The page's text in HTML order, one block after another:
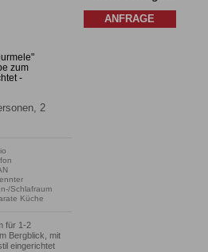
zum
-
2
Schlafraum
Küche
für 1-2
Bergblick, mit
eingerichtet
ANFRAGE